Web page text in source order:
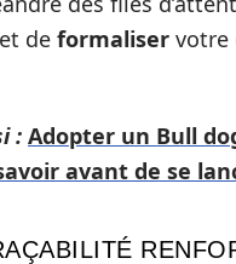
de formaliser votre
: Adopter un Bull
avant de se